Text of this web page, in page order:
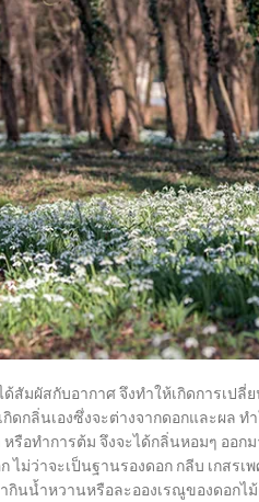
มผัสกับอากาศ จึงทำให้เกิดการเปลี่
กลิ่นเองซึ่งจะต่างจากดอกและผล
รือทำการต้ม จึงจะได้กลิ่นหอมๆ ออ
ว่าจะเป็นฐานรองดอก กลีบ เกสรเ
นน้ำหวานหรือละอองเรณูของดอกไ